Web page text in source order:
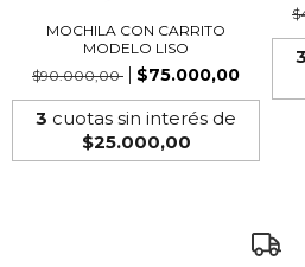
MOCHILA CON CARRITO
MODELO LISO
$90.000,00
$75.000,00
3 cuotas sin interés de
$25.000,00
3